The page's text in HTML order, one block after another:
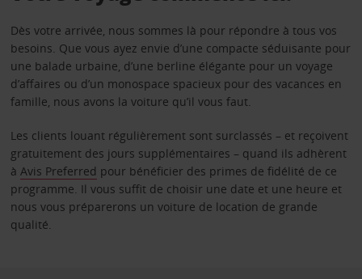
Dès votre arrivée, nous sommes là pour répondre à tous vos
besoins. Que vous ayez envie d’une compacte séduisante pour
une balade urbaine, d’une berline élégante pour un voyage
d’affaires ou d’un monospace spacieux pour des vacances en
famille, nous avons la voiture qu’il vous faut.
Les clients louant régulièrement sont surclassés – et reçoivent
gratuitement des jours supplémentaires – quand ils adhèrent
à Avis Preferred pour bénéficier des primes de fidélité de ce
programme. Il vous suffit de choisir une date et une heure et
nous vous préparerons un voiture de location de grande
qualité.